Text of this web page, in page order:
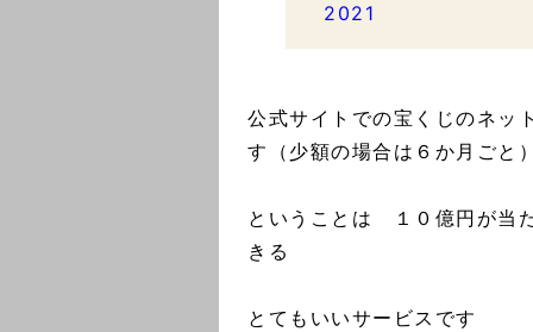
2021
公式サイトでの宝くじのネ
す（少額の場合は６か月ごと
ということは １０億円が当
きる
とてもいいサービスです